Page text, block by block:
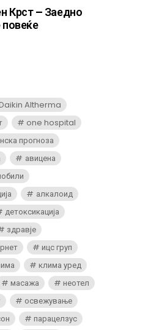
Крст – Заедно
Altherma
one hospital
прогноза
авицена
алкалоид
детоксикација
здравје
ицс груп
клима уред
масажа
неотел
освежување
парацелзус